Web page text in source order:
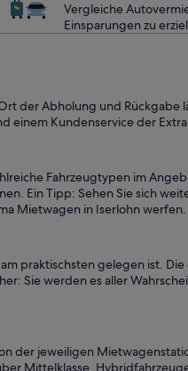
Vergleiche
Einsparungen zu
der Abholung und Rückgabe
einem Kundenservice der
Fahrzeugtypen im
Ein Tipp: Sehen Sie sich
Mietwagen in Iserlohn werfen.
praktischsten gelegen ist.
Sie werden es aller
der jeweiligen
Mittelklasse,